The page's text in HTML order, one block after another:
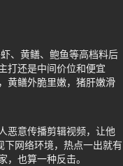
、黄鳝、鲍鱼等高档料后
打还是中间价位和便宜
黄鳝外脆里嫩，猪肝嫩滑
恶意传播剪辑视频，让他
下网络环境，热点一出就有
也算一种反击。